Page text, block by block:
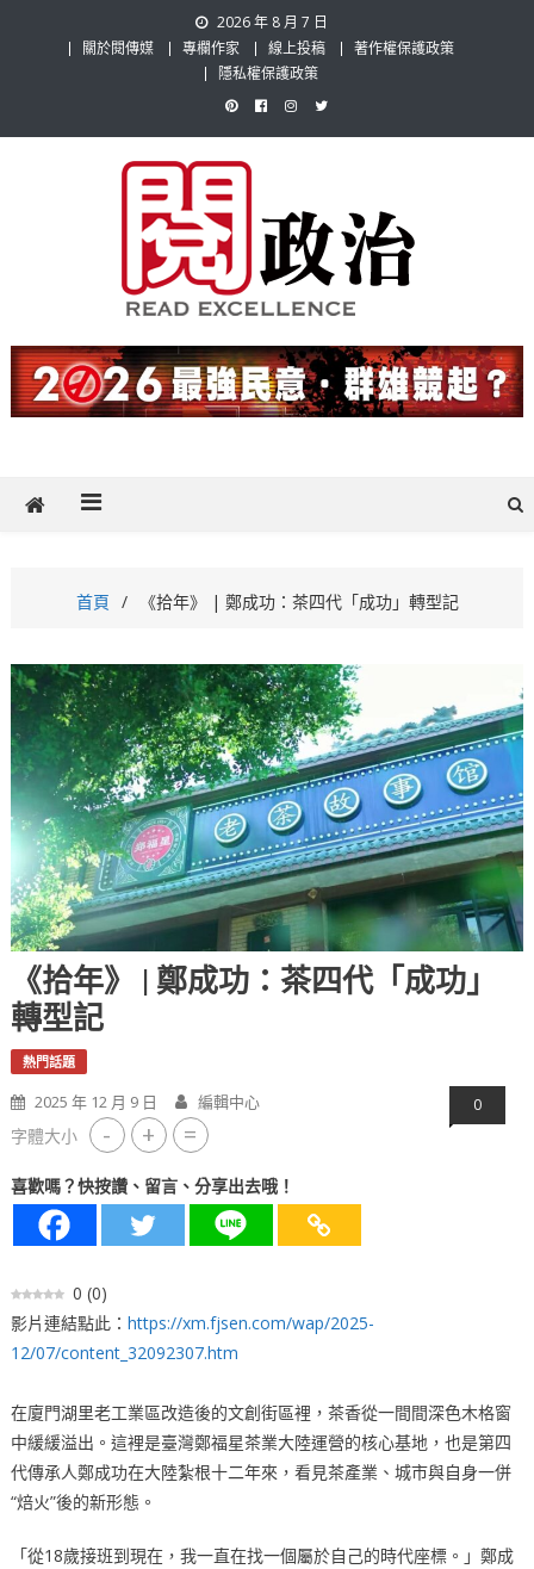
2026 年 8 月 7 日
關於閱傳媒
專欄作家 線上投稿
著作權保護政策
隱私權保護政策
閱政治 Read Gov News
題，也要專業評論，閱政治與多元的政治評論家與專欄作家邀稿合作，
讓讀者有最多元和專業的選擇。
首頁 《拾年》 | 鄭成功：茶四代「成功」轉型記
《拾年》 | 鄭成功：茶四代「成功」
轉型記
熱門話題
2025 年 12 月 9 日 編輯中心 0
字體大小 - + =
喜歡嗎？快按讚、留言、分享出去哦！
0 (0)
影片連結點此： https://xm.fjsen.com/wap/2025-
12/07/content_32092307.htm
在廈門湖里老工業區改造後的文創街區裡，茶香從一間間深色木格窗
中緩緩溢出。這裡是臺灣鄭福星茶業大陸運營的核心基地，也是第四
代傳承人鄭成功在大陸紮根十二年來，看見茶產業、城市與自身一併
“焙火”後的新形態。
「從18歲接班到現在，我一直在找一個屬於自己的時代座標。」鄭成